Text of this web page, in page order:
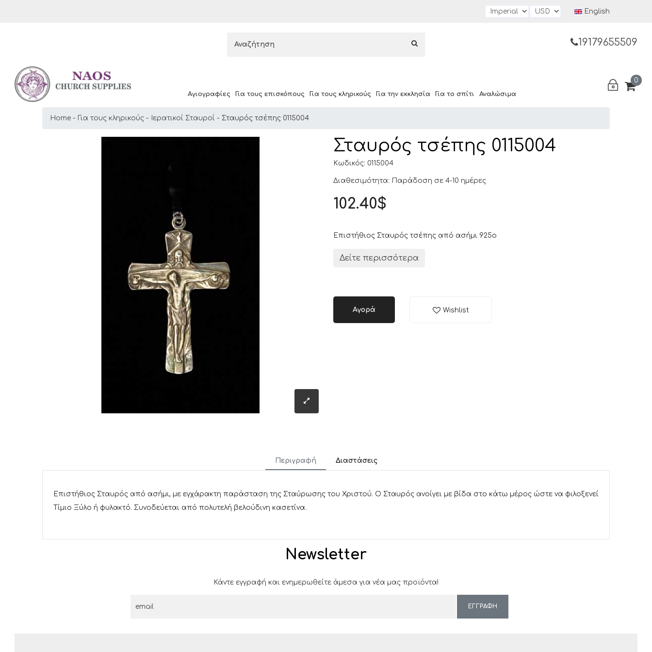
English
19179655509
Αγιογραφίες Για τους επισκόπους Για τους κληρικούς Για την εκκλησία Για το σπίτι Αναλώσιμα
0
Home Για τους κληρικούς Ιερατικοί Σταυροί Σταυρός τσέπης 0115004
Σταυρός τσέπης 0115004
Κωδικός: 0115004
Διαθεσιμότητα: Παράδοση σε 4-10 ημέρες
102.40$
Επιστήθιος Σταυρός τσέπης από ασήμι 925ο
Δείτε περισσότερα
Αγορά Wishlist
Περιγραφή Διαστάσεις
Επιστήθιος Σταυρός από ασήμι, με εγχάρακτη παράσταση της Σταύρωσης του Χριστού. Ο Σταυρός ανοίγει με βίδα στο κάτω μέρος ώστε να φιλοξενεί
Τίμιο Ξύλο ή φυλακτό. Συνοδεύεται από πολυτελή βελούδινη κασετίνα.
Newsletter
Κάντε εγγραφή και ενημερωθείτε άμεσα για νέα μας προϊόντα!
ΕΓΓΡΑΦΗ